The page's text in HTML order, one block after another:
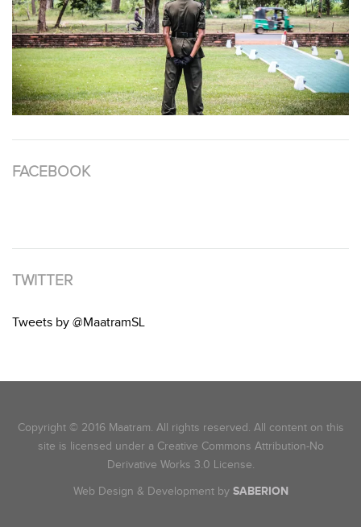
FACEBOOK
TWITTER
Tweets by @MaatramSL
Copyright © 2016 Maatram. All rights reserved. All content on this
site is licensed under a Creative Commons Attribution-No
Derivative Works 3.0 License.
Web Design & Development by SABERION